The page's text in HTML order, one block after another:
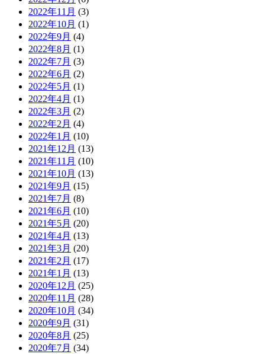
2022年11月 (3)
2022年10月 (1)
2022年9月 (4)
2022年8月 (1)
2022年7月 (3)
2022年6月 (2)
2022年5月 (1)
2022年4月 (1)
2022年3月 (2)
2022年2月 (4)
2022年1月 (10)
2021年12月 (13)
2021年11月 (10)
2021年10月 (13)
2021年9月 (15)
2021年7月 (8)
2021年6月 (10)
2021年5月 (20)
2021年4月 (13)
2021年3月 (20)
2021年2月 (17)
2021年1月 (13)
2020年12月 (25)
2020年11月 (28)
2020年10月 (34)
2020年9月 (31)
2020年8月 (25)
2020年7月 (34)